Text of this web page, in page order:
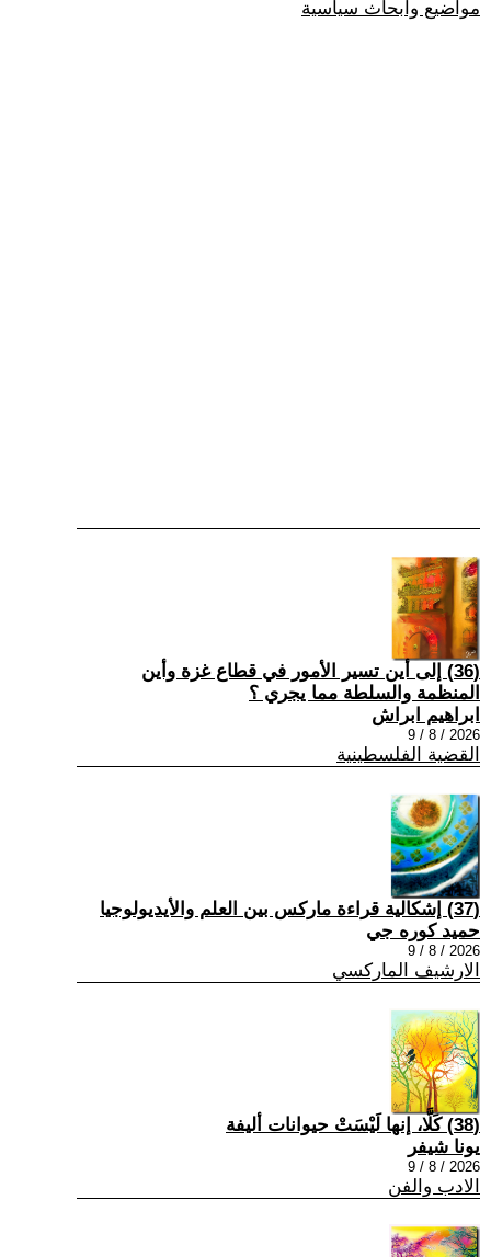
مواضيع وابحاث سياسية
(36) إلى أين تسير الأمور في قطاع غزة وأين
المنظمة والسلطة مما يجري ؟
ابراهيم ابراش
2026 / 8 / 9
القضية الفلسطينية
(37) إشكالية قراءة ماركس بين العلم والأيديولوجيا
حميد كوره جي
2026 / 8 / 9
الارشيف الماركسي
(38) كَلَّا، إنها لَيْسَتْ حيوانات أليفة
يونا شيفر
2026 / 8 / 9
الادب والفن